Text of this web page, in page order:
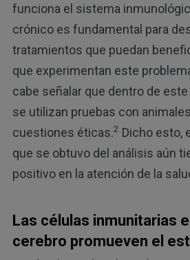
funciona el sistema
crónico es fundamental para
tratamientos que puedan
que experimentan este
cabe señalar que dentro de
se utilizan pruebas con
cuestiones éticas.2 Dicho esto,
que se obtuvo del análisis aún
positivo en la atención de la
Las células inmunitarias
cerebro promueven el